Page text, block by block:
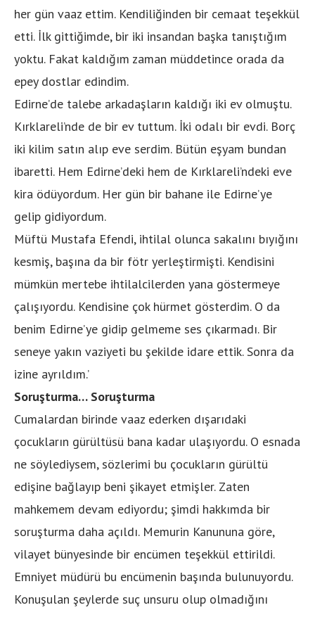
her gün vaaz ettim. Kendiliğinden bir cemaat teşekkül
etti. İlk gittiğimde, bir iki insandan başka tanıştığım
yoktu. Fakat kaldığım zaman müddetince orada da
epey dostlar edindim.
Edirne’de talebe arkadaşların kaldığı iki ev olmuştu.
Kırklareli’nde de bir ev tuttum. İki odalı bir evdi. Borç
iki kilim satın alıp eve serdim. Bütün eşyam bundan
ibaretti. Hem Edirne’deki hem de Kırklareli’ndeki eve
kira ödüyordum. Her gün bir bahane ile Edirne’ye
gelip gidiyordum.
Müftü Mustafa Efendi, ihtilal olunca sakalını bıyığını
kesmiş, başına da bir fötr yerleştirmişti. Kendisini
mümkün mertebe ihtilalcilerden yana göstermeye
çalışıyordu. Kendisine çok hürmet gösterdim. O da
benim Edirne’ye gidip gelmeme ses çıkarmadı. Bir
seneye yakın vaziyeti bu şekilde idare ettik. Sonra da
izine ayrıldım.’
Soruşturma… Soruşturma
Cumalardan birinde vaaz ederken dışarıdaki
çocukların gürültüsü bana kadar ulaşıyordu. O esnada
ne söylediysem, sözlerimi bu çocukların gürültü
edişine bağlayıp beni şikayet etmişler. Zaten
mahkemem devam ediyordu; şimdi hakkımda bir
soruşturma daha açıldı. Memurin Kanununa göre,
vilayet bünyesinde bir encümen teşekkül ettirildi.
Emniyet müdürü bu encümenin başında bulunuyordu.
Konuşulan şeylerde suç unsuru olup olmadığını